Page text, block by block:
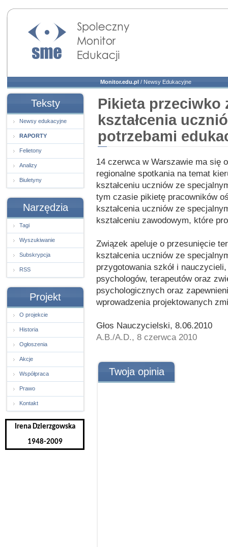
Społeczny Monitor
Edukacji
Monitor.edu.pl / Newsy Edukacyjne
Teksty
Newsy edukacyjne
RAPORTY
Felietony
Analizy
Biuletyny
Narzędzia
Tagi
Wyszukiwanie
Subskrypcja
RSS
Projekt
O projekcie
Historia
Ogłoszenia
Akcje
Współpraca
Prawo
Kontakt
Irena Dzierzgowska
1948-2009
Pikieta przeciwko
kształcenia
potrzebami
14 czerwca w Warszawie ma się
regionalne spotkania na temat
kształceniu uczniów ze
tym czasie pikietę pracowników
kształcenia uczniów ze
kształceniu zawodowym, które
Związek apeluje o przesunięcie
kształcenia uczniów ze
przygotowania szkół i
psychologów, terapeutów oraz
psychologicznych oraz
wprowadzenia projektowanych
Głos Nauczycielski, 8.06.2010
A.B./A.D., 8 czerwca 2010
Twoja opinia